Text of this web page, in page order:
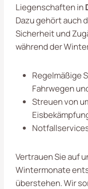
Liegenschaften in
Dazu gehört auch
Sicherheit und
während der
Regelmäßige
Fahrwegen
Streuen von
Vertrauen Sie auf
Wintermonate
überstehen. Wir